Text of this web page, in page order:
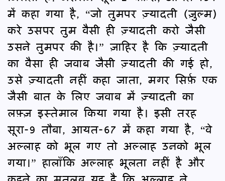
में कहा गया है, “जो तुमपर ज़्यादती (ज़ुल्म)
करे उसपर तुम वैसी ही ज़्यादती करो जैसी
उसने तुमपर की है।” ज़ाहिर है कि ज़्यादती
का वैसा ही जवाब जैसी ज़्यादती की गई हो,
उसे ज़्यादती नहीं कहा जाता, मगर सिर्फ़ एक
जैसी बात के लिए जवाब में ज़्यादती का
लफ़्ज़ इस्तेमाल किया गया है। इसी तरह
सूरा-9 तौबा, आयत-67 में कहा गया है, “वे
अल्लाह को भूल गए तो अल्लाह उनको भूल
गया।” हालाँकि अल्लाह भूलता नहीं है और